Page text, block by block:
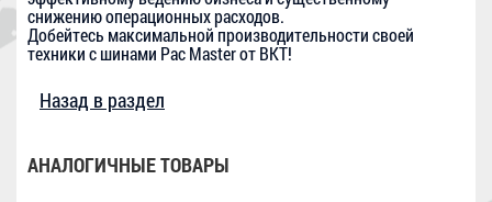
снижению операционных расходов.
Добейтесь максимальной производительности своей
техники с шинами Pac Master от BKT!
Назад в раздел
АНАЛОГИЧНЫЕ ТОВАРЫ